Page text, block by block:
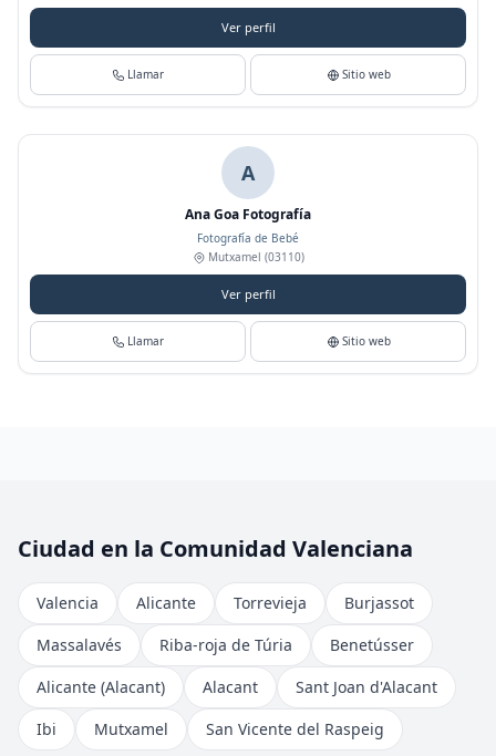
Ver perfil
Llamar Sitio web
A
Ana Goa Fotografía
Fotografía de Bebé
Mutxamel (03110)
Ver perfil
Llamar Sitio web
Ciudad en la Comunidad Valenciana
Valencia Alicante Torrevieja
Burjassot
Massalavés
Riba-roja de Túria
Benetússer
Alicante (Alacant)
Alacant
Sant Joan d'Alacant
Ibi
Mutxamel San Vicente del Raspeig